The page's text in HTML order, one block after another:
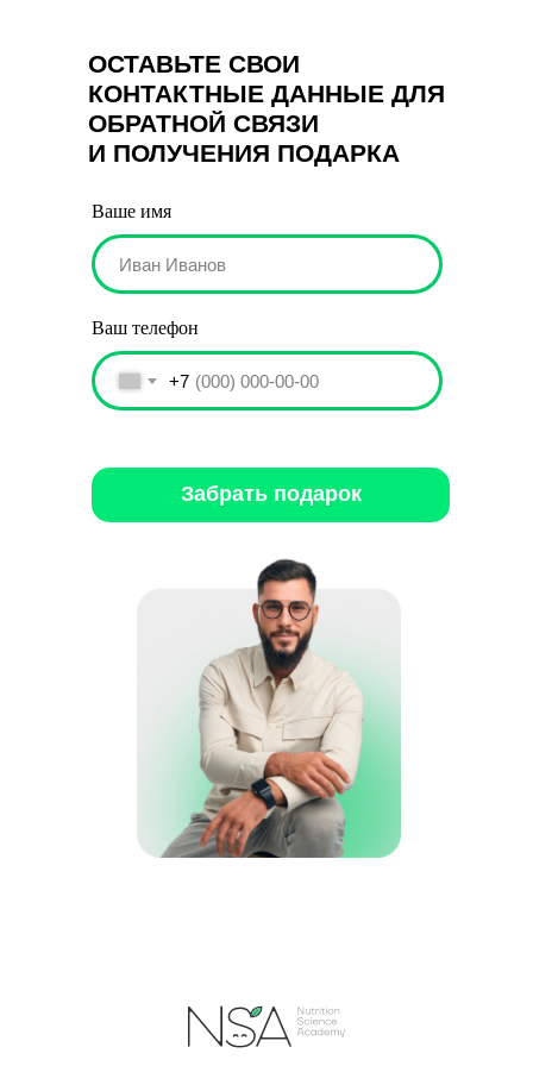
ОСТАВЬТЕ СВОИ
КОНТАКТНЫЕ ДАННЫЕ ДЛЯ
ОБРАТНОЙ СВЯЗИ
И ПОЛУЧЕНИЯ ПОДАРКА
Ваше имя
Ваш телефон
+7
Забрать подарок